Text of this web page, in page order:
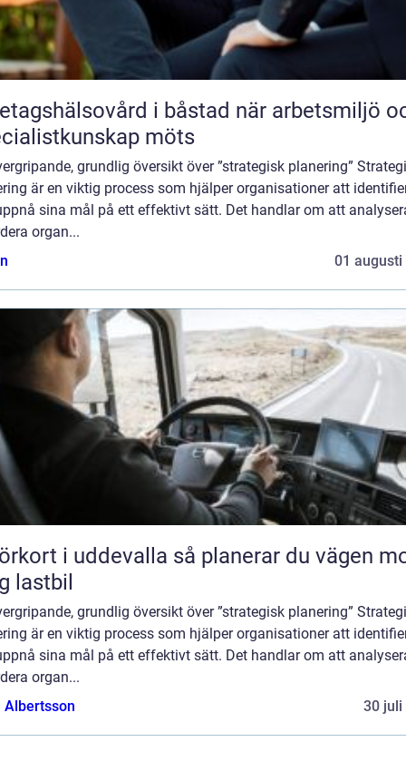
i båstad när arbetsmiljö och
möts
grundlig översikt över ”strategisk planering”
är en viktig process som hjälper organisationer att
sina mål på ett effektivt sätt. Det handlar om att
organ...
01 augusti
i uddevalla så planerar du vägen mot
lastbil
grundlig översikt över ”strategisk planering”
är en viktig process som hjälper organisationer att
sina mål på ett effektivt sätt. Det handlar om att
organ...
Albertsson
30 juli